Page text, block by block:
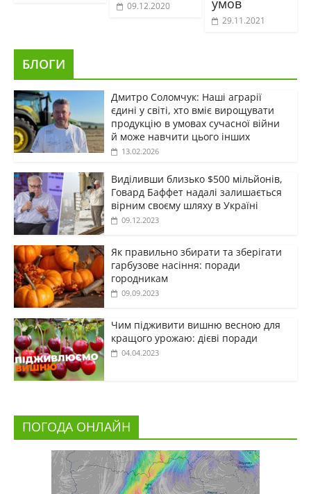
09.12.2020
умов
29.11.2021
БЛОГИ
Дмитро Соломчук: Наші аграрії
єдині у світі, хто вміє вирощувати
продукцію в умовах сучасної війни
й може навчити цього інших
13.02.2026
Виділивши близько $500 мільйонів,
Говард Баффет надалі залишається
вірним своєму шляху в Україні
09.12.2023
Як правильно збирати та зберігати
гарбузове насіння: поради
городникам
09.09.2023
Чим підживити вишню весною для
кращого урожаю: дієві поради
04.04.2023
ПОГОДА ОНЛАЙН